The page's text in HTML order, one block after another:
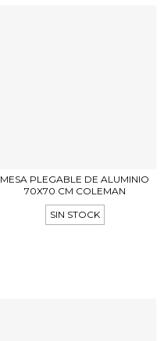
MESA PLEGABLE DE ALUMINIO
70X70 CM COLEMAN
SIN STOCK